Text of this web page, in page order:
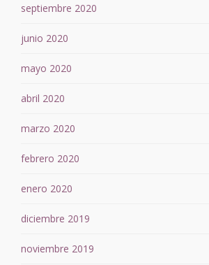
septiembre 2020
junio 2020
mayo 2020
abril 2020
marzo 2020
febrero 2020
enero 2020
diciembre 2019
noviembre 2019